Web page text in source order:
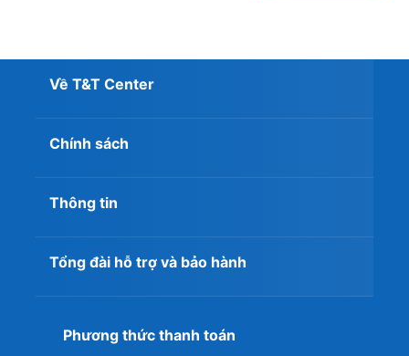
hãng với giá tốt ưu đãi khủng tại T&T
Center
iPad Air 4 siêu mỏng nhẹ và đa dạng màu sắc chắc chắn
sẽ đem đến nhiều cảm hứng làm việc và giải trí cho bạn.
Về T&T Center
Chính sách
Thông tin
Tổng đài hỗ trợ và bảo hành
Phương thức thanh toán